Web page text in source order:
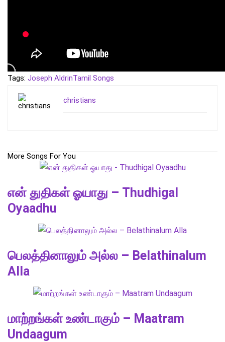
Tags: Joseph AldrinTamil Songs
christians
More Songs For You
என் துதிகள் ஓயாது – Thudhigal
Oyaadhu
பெலத்தினாலும் அல்ல – Belathinalum
Alla
மாற்றங்கள் உண்டாகும் – Maatram
Undaagum